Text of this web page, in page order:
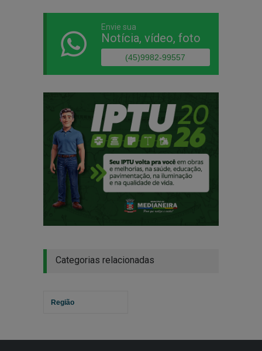
Envie sua
Notícia, vídeo, foto
(45)9982-99557
Categorias relacionadas
Região